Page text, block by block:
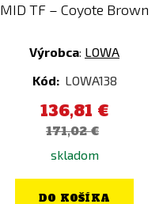
MID TF – Coyote Brown
Výrobca: LOWA
Kód: LOWA138
136,81 €
171,02 €
skladom
DO KOŠÍKA